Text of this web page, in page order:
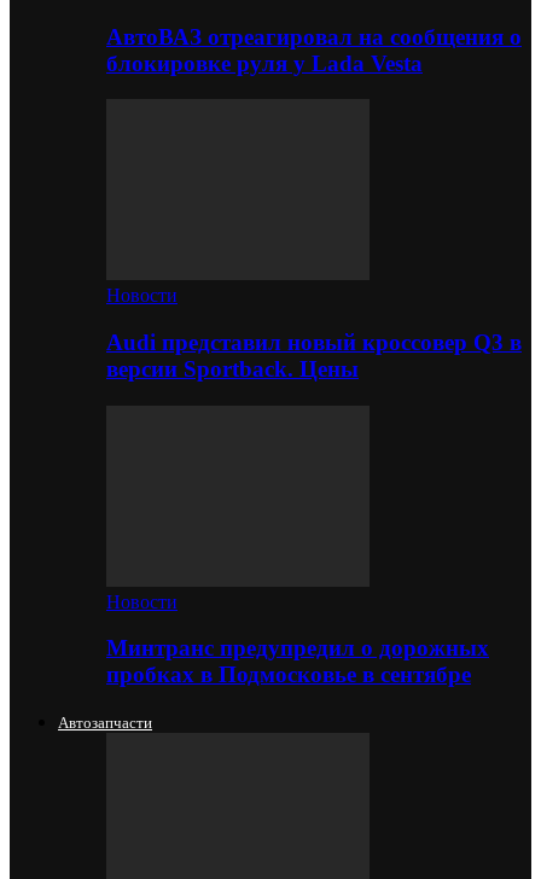
АвтоВАЗ отреагировал на сообщения о
блокировке руля у Lada Vesta
Новости
Audi представил новый кроссовер Q3 в
версии Sportback. Цены
Новости
Минтранс предупредил о дорожных
пробках в Подмосковье в сентябре
Автозапчасти